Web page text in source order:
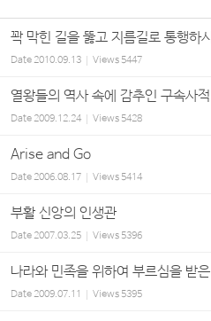
꽉 막힌 길을 뚫고 지름길로 통행하
Date2010.09.13 Views 5447
열왕들의 역사 속에 감추인 구속사
Date2009.12.24 Views 5428
Arise and Go
Date2006.08.17 Views 5414
부활 신앙의 인생관
Date2007.03.25 Views 5396
나라와 민족을 위하여 부르심을 받
Date2009.07.11 Views 5395